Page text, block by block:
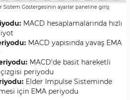
Sistem Göstergesinin ayarlar paneline giriş
MACD hesaplamalarında hızlı
MACD yapısında yavaş EMA
MACD'de basit hareketli
periyodu
Elder Impulse Sisteminde
için EMA periyodu